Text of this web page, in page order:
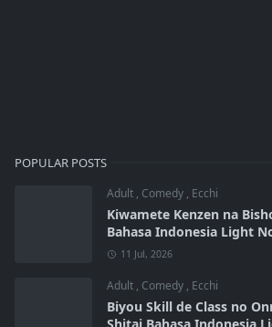
POPULAR POSTS
Adult , Comedy , Ecchi
Kiwamete Kenzen na
Bahasa Indonesia Light
11 Jul, 2026
Adult , Comedy , Ecchi
Biyou Skill de Class no